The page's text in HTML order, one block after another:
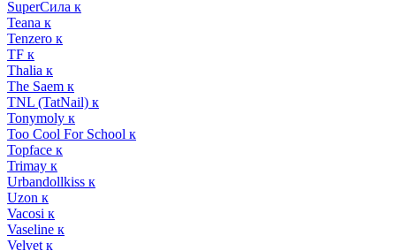
SuperСила к
Teana к
Tenzero к
TF к
Thalia к
The Saem к
TNL (TatNail) к
Tonymoly к
Too Cool For School к
Topface к
Trimay к
Urbandollkiss к
Uzon к
Vacosi к
Vaseline к
Velvet к